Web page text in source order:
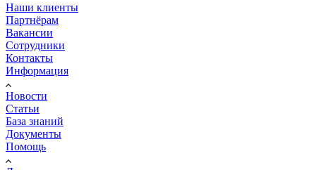
Наши клиенты
Партнёрам
Вакансии
Сотрудники
Контакты
Информация
Новости
Статьи
База знаний
Документы
Помощь